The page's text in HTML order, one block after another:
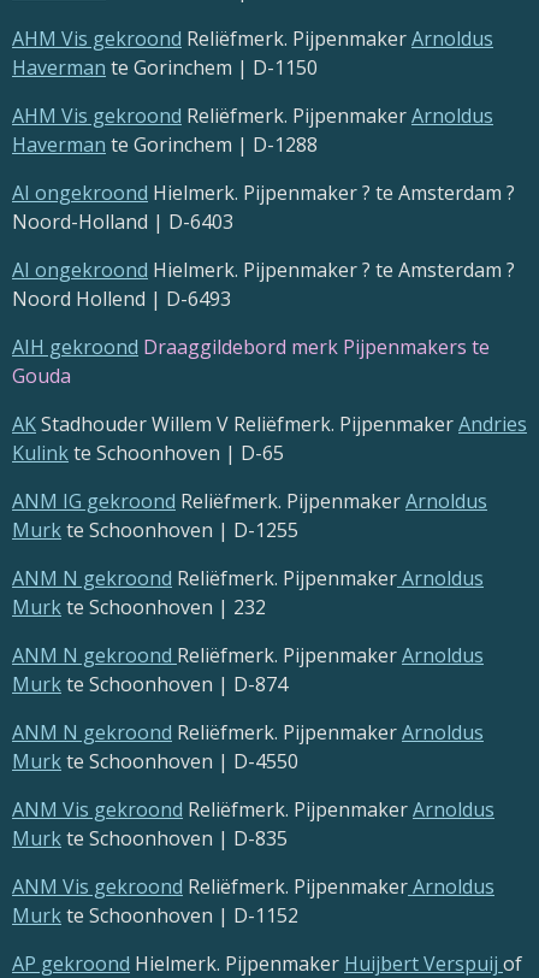
AHM Vis gekroond Reliëfmerk. PijpenmakerArnoldus
Haverman te Gorinchem | D-1150
AHM Vis gekroond Reliëfmerk. PijpenmakerArnoldus
Haverman te Gorinchem | D-1288
AI ongekroond Hielmerk. Pijpenmaker ? te Amsterdam ?
Noord-Holland | D-6403
AI ongekroond Hielmerk. Pijpenmaker ? te Amsterdam ?
Noord Hollend | D-6493
AIH gekroond Draaggildebord merk Pijpenmakers te
Gouda
AKStadhouder Willem V Reliëfmerk. PijpenmakerAndries
Kulinkte Schoonhoven | D-65
ANM IG gekroond Reliëfmerk. PijpenmakerArnoldus
Murkte Schoonhoven | D-1255
ANM N gekroond Reliëfmerk. PijpenmakerArnoldus
Murkte Schoonhoven | 232
ANM N gekroond Reliëfmerk. PijpenmakerArnoldus
Murkte Schoonhoven | D-874
ANM N gekroond Reliëfmerk. PijpenmakerArnoldus
Murkte Schoonhoven | D-4550
ANM Vis gekroond Reliëfmerk. PijpenmakerArnoldus
Murkte Schoonhoven | D-835
ANM Vis gekroond Reliëfmerk. PijpenmakerArnoldus
Murkte Schoonhoven | D-1152
AP gekroond Hielmerk. Pijpenmaker Huijbert Verspuij of